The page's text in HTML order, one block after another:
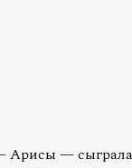
— сыграла